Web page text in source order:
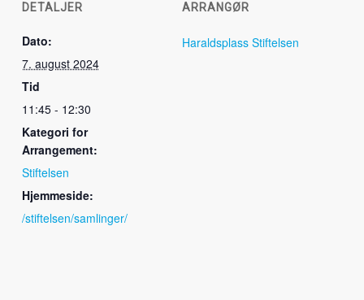
DETALJER
Dato:
7. august 2024
Tid
11:45 - 12:30
Kategori for
Arrangement:
Stiftelsen
Hjemmeside:
/stiftelsen/samlinger/
ARRANGØR
Haraldsplass Stiftelsen